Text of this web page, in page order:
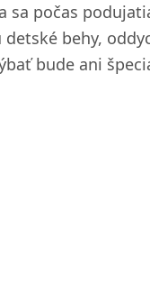
sa počas
behy,
bude ani